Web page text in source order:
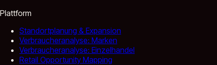
Plattform
Standortplanung & Expansion
Verbraucheranalyse: Marken
Verbraucheranalyse: Einzelhandel
Retail Opportunity Mapping